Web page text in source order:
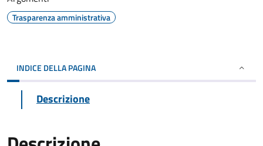
Trasparenza amministrativa
INDICE DELLA PAGINA
Descrizione